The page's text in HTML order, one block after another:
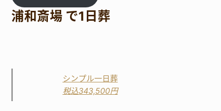
浦和斎場 で1日葬
シンプル一日葬
税込343,500円